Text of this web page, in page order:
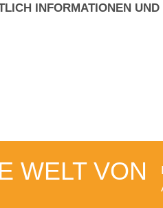
INFORMATIONEN
WELT VON